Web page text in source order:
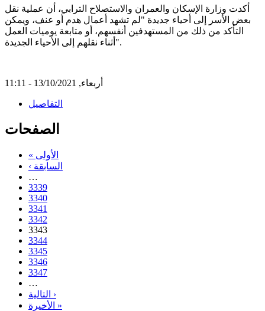
أكدت وزارة الإسكان والعمران والاستصلاح الترابي، أن عملية نقل
بعض الأسر إلى أحياء جديدة "لم تشهد أعمال هدم أو عنف، ويمكن
التأكد من ذلك من المستهدفين أنفسهم، أو متابعة يوميات العمل
أثناء نقلهم إلى الأحياء الجديدة".
أربعاء, 13/10/2021 - 11:11
التفاصيل
الصفحات
« الأولى
‹ السابقة
…
3339
3340
3341
3342
3343
3344
3345
3346
3347
…
التالية ›
الأخيرة »